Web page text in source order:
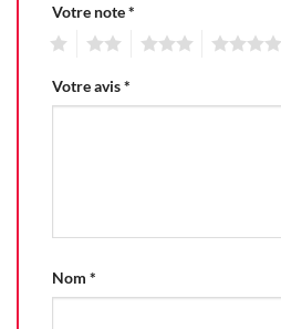
Votre note*
Votre avis*
Nom *